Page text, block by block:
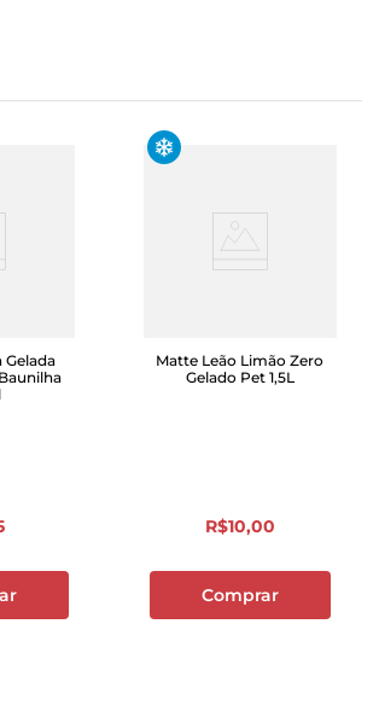
Gelada
Matte Leão Limão Zero
Gelado Pet 1,5L
R$10,00
Comprar